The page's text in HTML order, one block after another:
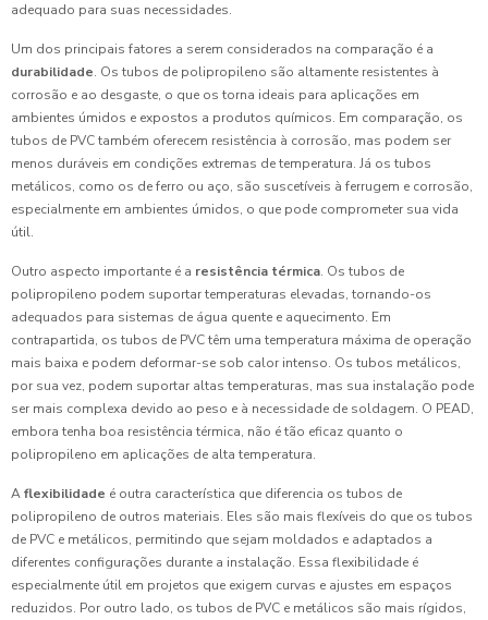
adequado para suas necessidades.
Um dos principais fatores a serem considerados na comparação é a
durabilidade. Os tubos de polipropileno são altamente resistentes à
corrosão e ao desgaste, o que os torna ideais para aplicações em
ambientes úmidos e expostos a produtos químicos. Em comparação, os
tubos de PVC também oferecem resistência à corrosão, mas podem ser
menos duráveis em condições extremas de temperatura. Já os tubos
metálicos, como os de ferro ou aço, são suscetíveis à ferrugem e corrosão,
especialmente em ambientes úmidos, o que pode comprometer sua vida
útil.
Outro aspecto importante é a resistência térmica. Os tubos de
polipropileno podem suportar temperaturas elevadas, tornando-os
adequados para sistemas de água quente e aquecimento. Em
contrapartida, os tubos de PVC têm uma temperatura máxima de operação
mais baixa e podem deformar-se sob calor intenso. Os tubos metálicos,
por sua vez, podem suportar altas temperaturas, mas sua instalação pode
ser mais complexa devido ao peso e à necessidade de soldagem. O PEAD,
embora tenha boa resistência térmica, não é tão eficaz quanto o
polipropileno em aplicações de alta temperatura.
Aflexibilidade é outra característica que diferencia os tubos de
polipropileno de outros materiais. Eles são mais flexíveis do que os tubos
de PVC e metálicos, permitindo que sejam moldados e adaptados a
diferentes configurações durante a instalação. Essa flexibilidade é
especialmente útil em projetos que exigem curvas e ajustes em espaços
reduzidos. Por outro lado, os tubos de PVC e metálicos são mais rígidos,